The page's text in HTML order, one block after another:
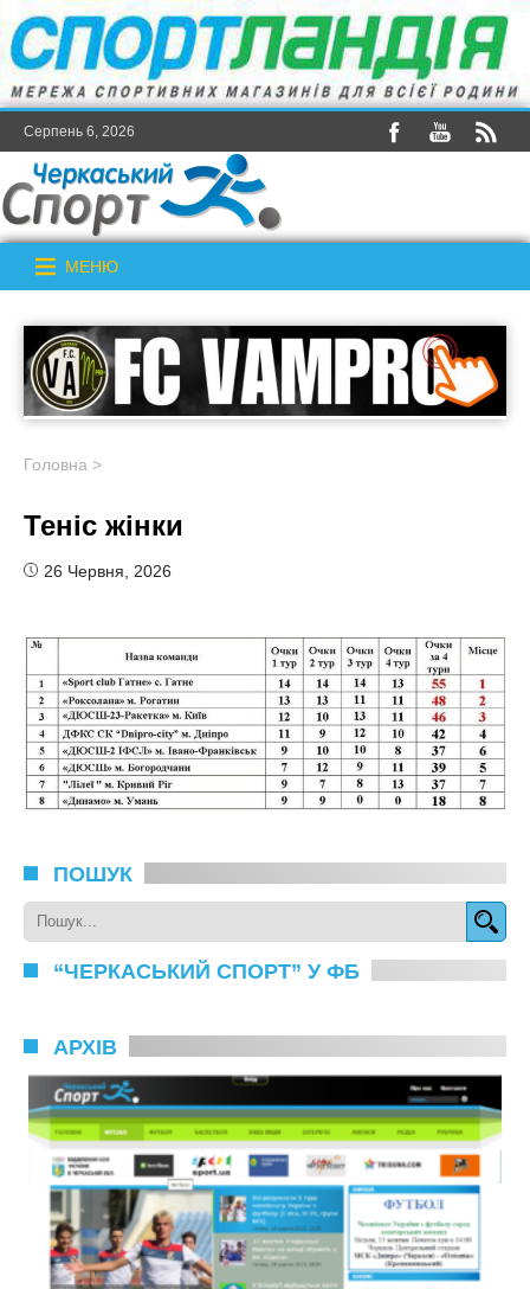
Серпень 6, 2026
МЕНЮ
Головна >
Теніс жінки
26 Червня, 2026
ПОШУК
“ЧЕРКАСЬКИЙ СПОРТ” У ФБ
АРХІВ